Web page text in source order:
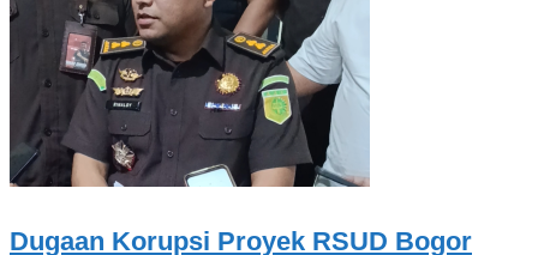
Dugaan Korupsi Proyek RSUD Bogor